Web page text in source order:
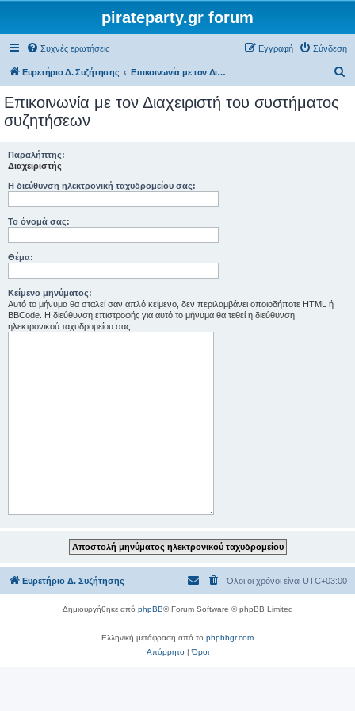
pirateparty.gr forum
Συχνές ερωτήσεις Σύνδεση
Εγγραφή
Ευρετήριο Δ. Συζήτησης Επικοινωνία με τον Διαχειριστή του συστήματος συζητήσεων
Επικοινωνία με τον Διαχειριστή του συστήματος
συζητήσεων
Παραλήπτης:
Διαχειριστής
Η διεύθυνση ηλεκτρονική ταχυδρομείου σας:
Το όνομά σας:
Θέμα:
Κείμενο μηνύματος:
Αυτό το μήνυμα θα σταλεί σαν απλό κείμενο, δεν περιλαμβάνει οποιοδήποτε HTML ή
BBCode. Η διεύθυνση επιστροφής για αυτό το μήνυμα θα τεθεί η διεύθυνση
ηλεκτρονικού ταχυδρομείου σας.
Ευρετήριο Δ. Συζήτησης Όλοι οι χρόνοι είναι UTC+03:00
Δημιουργήθηκε από phpBB® Forum Software © phpBB Limited
Ελληνική μετάφραση από το phpbbgr.com
Απόρρητο|Όροι